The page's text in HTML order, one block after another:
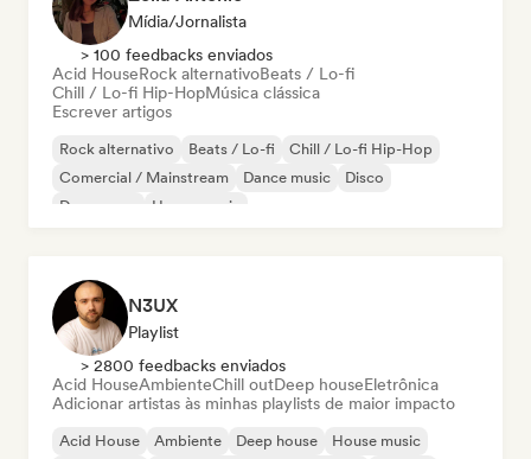
Mídia/Jornalista
> 100 feedbacks enviados
Acid HouseRock alternativoBeats / Lo-fi
Chill / Lo-fi Hip-HopMúsica clássica
Escrever artigos
Rock alternativo Beats / Lo-fi
Chill / Lo-fi Hip-Hop
Comercial / Mainstream
Dance music
Disco
Dream pop
House music
N3UX
Playlist
> 2800 feedbacks enviados
Acid HouseAmbienteChill outDeep houseEletrônica
Adicionar artistas às minhas playlists de maior impacto
Acid House Ambiente Deep house
House music